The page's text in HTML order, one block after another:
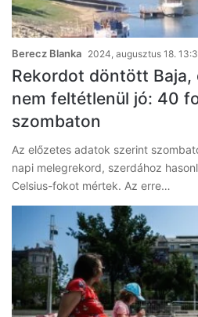
Berecz Blanka 2024, augusztus 18.
Rekordot döntött Baja,
nem feltétlenül jó: 40
szombaton
Az előzetes adatok szerint
napi melegrekord, szerdához
Celsius-fokot mértek. Az erre…